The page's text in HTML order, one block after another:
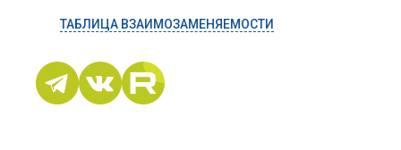
ТАБЛИЦА ВЗАИМОЗАМЕНЯЕМОСТИ